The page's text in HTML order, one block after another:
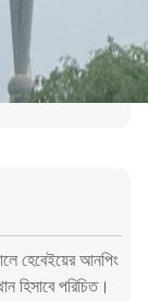
হেবেইয়ের আনপিং
হিসাবে পরিচিত।